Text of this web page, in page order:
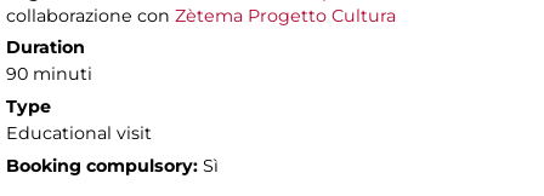
collaborazione con Zètema Progetto Cultura
Duration
90 minuti
Type
Educational visit
Booking compulsory: Sì